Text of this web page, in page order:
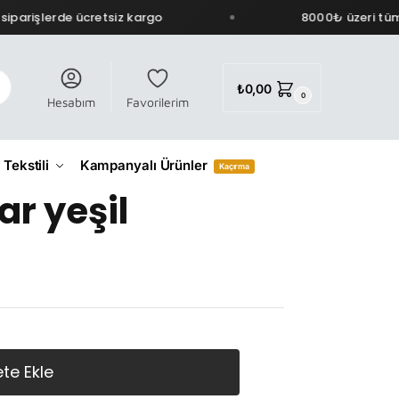
ücretsiz kargo 8000₺ üzeri
Hesabım Favorilerim
₺0,00 0
Tekstili Kampanyalı Ürünler Kaçırma
yeşil
Ekle